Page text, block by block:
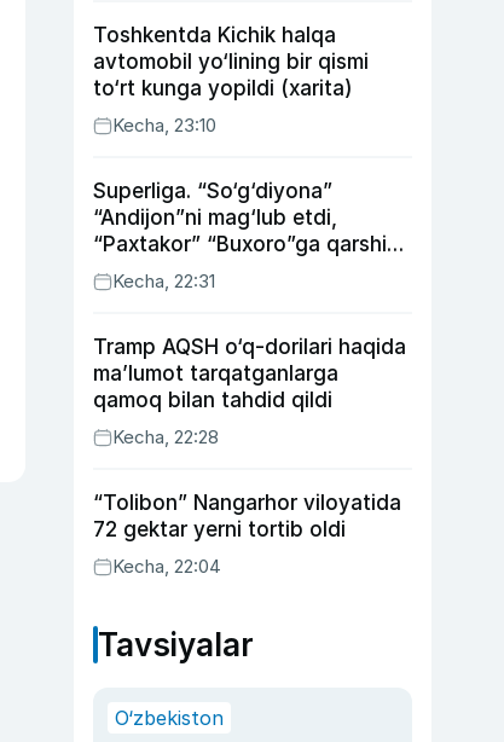
Toshkentda Kichik halqa
avtomobil yo‘lining bir qismi
to‘rt kunga yopildi (xarita)
Kecha, 23:10
Superliga. “So‘g‘diyona”
“Andijon”ni mag‘lub etdi,
“Paxtakor” “Buxoro”ga qarshi
bahsda g‘alabani qo‘ldan
chiqardi
Kecha, 22:31
Tramp AQSH o‘q-dorilari haqida
ma’lumot tarqatganlarga
qamoq bilan tahdid qildi
Kecha, 22:28
“Tolibon” Nangarhor viloyatida
72 gektar yerni tortib oldi
Kecha, 22:04
Tavsiyalar
O‘zbekiston